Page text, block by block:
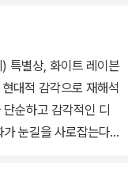
특별상, 화이트 레이븐
대적 감각으로 재해석
순하고 감각적인 디
가 눈길을 사로잡는다.